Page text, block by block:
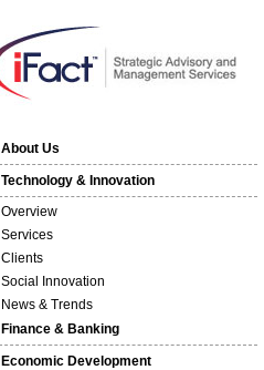
About Us
Technology & Innovation
Overview
Services
Clients
Social Innovation
News & Trends
Finance & Banking
Economic Development